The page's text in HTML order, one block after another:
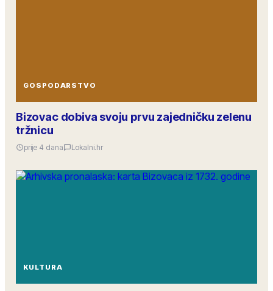
GOSPODARSTVO
Bizovac dobiva svoju prvu zajedničku zelenu
tržnicu
prije 4 dana Lokalni.hr
KULTURA